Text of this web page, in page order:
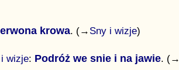
krowa. (→ Sny i wizje)
wizje: Podróż we snie i na jawie. (→